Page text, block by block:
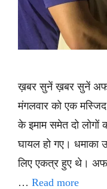
ख़बर सुनें ख़बर सुनें
मंगलवार को एक
के इमाम समेत दो लोगों
घायल हो गए।
लिए एकत्र हुए थे।
… Read more